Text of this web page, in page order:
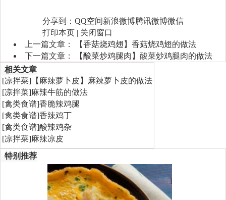
分享到： QQ空间新浪微博腾讯微博微信
打印本页 | 关闭窗口
上一篇文章：
【香菇烧鸡翅】香菇烧鸡翅的做法
下一篇文章：
【酸菜炒鸡腿肉】酸菜炒鸡腿肉的做法
相关文章
[凉拌菜] 【麻辣萝卜皮】麻辣萝卜皮的做法
[凉拌菜]麻辣牛筋的做法
[禽类食谱]香脆辣鸡腿
[禽类食谱]香辣鸡丁
[禽类食谱]酸辣鸡杂
[凉拌菜]麻辣凉皮
特别推荐